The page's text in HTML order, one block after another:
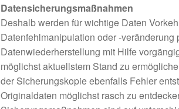
Datensicherungsmaßnahmen
Deshalb werden für wichtige Daten
Datenfehlmanipulation oder -
Datenwiederherstellung mit Hilfe
möglichst aktuellstem Stand zu
der Sicherungskopie ebenfalls Fehler
Originaldaten möglichst rasch zu